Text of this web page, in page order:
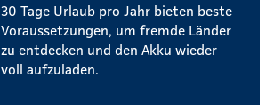
30 Tage Urlaub pro Jahr bieten beste
Voraussetzungen, um fremde Länder
zu entdecken und den Akku wieder
voll aufzuladen.